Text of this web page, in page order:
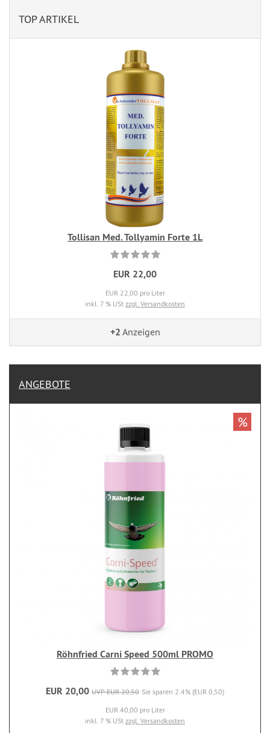
TOP ARTIKEL
Tollisan Med. Tollyamin Forte 1L
EUR 22,00
EUR 22,00 pro Liter
inkl. 7 % USt zzgl. Versandkosten
+2 Anzeigen
ANGEBOTE
Röhnfried Carni Speed 500ml PROMO
EUR 20,00 UVP EUR 20,50 Sie sparen 2.4% (EUR 0,50)
EUR 40,00 pro Liter
inkl. 7 % USt zzgl. Versandkosten
%